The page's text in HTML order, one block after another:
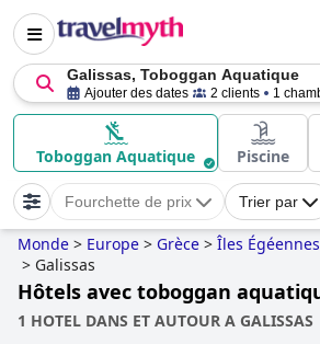
Galissas, Toboggan Aquatique
Ajouter des dates 2 clients 1
Toboggan Aquatique Piscine
Fourchette de prix Trier par
Monde > Europe > Grèce > Îles Égéennes
> Galissas
Hôtels avec toboggan
1 HOTEL DANS ET AUTOUR A GALISSAS